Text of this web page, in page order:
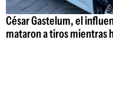
César Gastelum, el
mataron a tiros mientras